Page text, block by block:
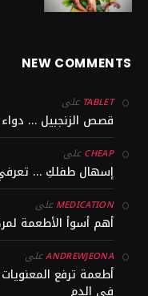
NEW COMMENTS
TABLET على
قصص الزنجبيل …
CHEAPعلى
إسهال طفلكِ … تعرفي
MEDICATIONعلى
أهم أسوأ الأطعمة
ANDREWJEONAعلى
أطعمة ترفع